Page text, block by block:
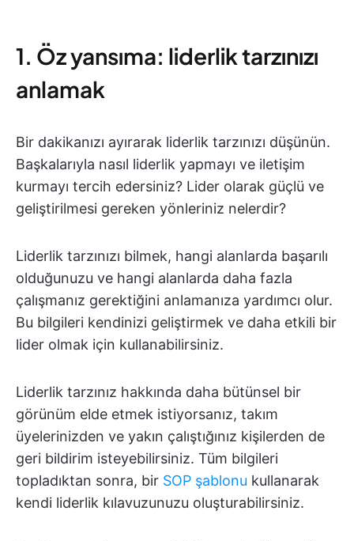
1. Öz yansıma: liderlik tarzınızı
anlamak
Bir dakikanızı ayırarak liderlik tarzınızı düşünün.
Başkalarıyla nasıl liderlik yapmayı ve iletişim
kurmayı tercih edersiniz? Lider olarak güçlü ve
geliştirilmesi gereken yönleriniz nelerdir?
Liderlik tarzınızı bilmek, hangi alanlarda başarılı
olduğunuzu ve hangi alanlarda daha fazla
çalışmanız gerektiğini anlamanıza yardımcı olur.
Bu bilgileri kendinizi geliştirmek ve daha etkili bir
lider olmak için kullanabilirsiniz.
Liderlik tarzınız hakkında daha bütünsel bir
görünüm elde etmek istiyorsanız, takım
üyelerinizden ve yakın çalıştığınız kişilerden de
geri bildirim isteyebilirsiniz. Tüm bilgileri
topladıktan sonra, bir SOP şablonu kullanarak
kendi liderlik kılavuzunuzu oluşturabilirsiniz.